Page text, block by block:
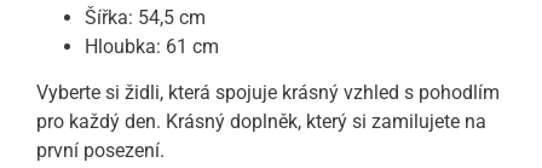
Šířka: 54,5 cm
Hloubka: 61 cm
Vyberte si židli, která spojuje krásný vzhled s pohodlím
pro každý den. Krásný doplněk, který si zamilujete na
první posezení.